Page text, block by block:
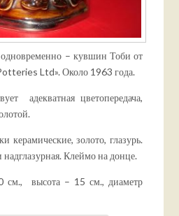
– кувшин Тоби от
Ltd». Около 1963 года.
адекватная цветопередача,
керамические, золото, глазурь.
надглазурная. Клеймо на донце.
см., высота – 15 см., диаметр